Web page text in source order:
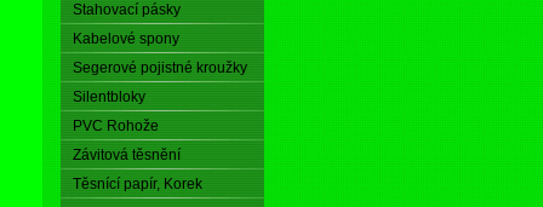
Stahovací pásky
Kabelové spony
Segerové pojistné kroužky
Silentbloky
PVC Rohože
Závitová těsnění
Těsnící papír, Korek